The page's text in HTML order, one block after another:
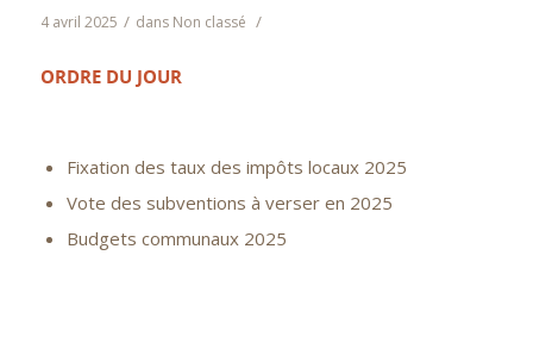
4 avril 2025 / dans Non classé /
ORDRE DU JOUR
Fixation des taux des impôts locaux 2025
Vote des subventions à verser en 2025
Budgets communaux 2025